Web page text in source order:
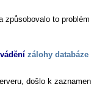
způsobovalo to problém
zálohy databáze
došlo k